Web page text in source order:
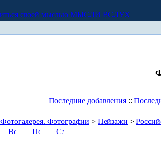
МЫСЛИ ВСЛУХ
Последние добавления::
Фотогалерея. Фотографии > Пейзажи >